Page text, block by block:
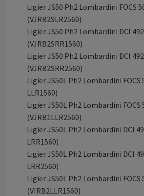
Ligier JS50 Ph2 Lombardini FOCS
(VJRB2SLR2560)
Ligier JS50 Ph2 Lombardini DCI
(VJRB2SRR1560)
Ligier JS50 Ph2 Lombardini DCI
(VJRB2SRR2560)
Ligier JS50L Ph2 Lombardini FOCS
LLR1560)
Ligier JS50L Ph2 Lombardini FOCS
(VJRB1LLR2560)
Ligier JS50L Ph2 Lombardini DCI
LRR1560)
Ligier JS50L Ph2 Lombardini DCI
LRR2560)
Ligier JS50L Ph2 Lombardini FOCS
(VIRB2LLR1560)